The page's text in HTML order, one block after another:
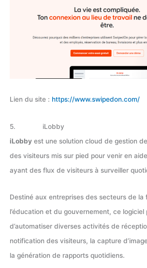
Lien du site : https://www.swipedon.com/
5. iLobby
iLobby est une solution cloud de gestion
des visiteurs mis sur pied pour venir en
ayant des flux de visiteurs à surveiller
Destiné aux entreprises des secteurs de la
l’éducation et du gouvernement, ce logiciel
d’automatiser diverses activités de
notification des visiteurs, la capture
la génération de rapports quotidiens.